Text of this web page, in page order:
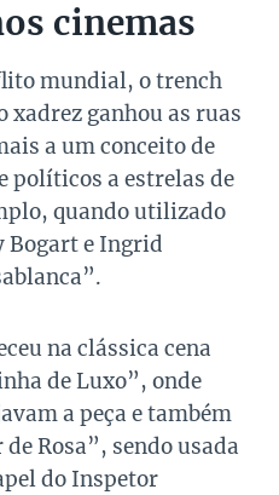
cinemas
mundial, o trench
xadrez ganhou as ruas
a um conceito de
políticos a estrelas de
quando utilizado
Bogart e Ingrid
na clássica cena
de Luxo”, onde
a peça e também
Rosa”, sendo usada
do Inspetor